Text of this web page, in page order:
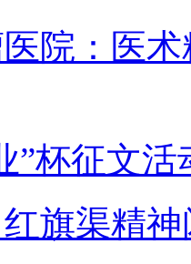
医院：医
”杯征文
旗渠精